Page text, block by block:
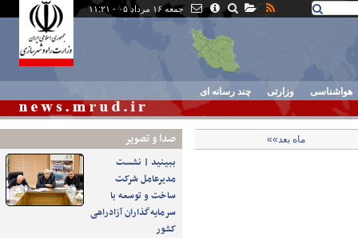
جمعه ۱۶ مرداد ۰۵ - ۱۱:۲۱
هواشناسی وزارتی چند رسانه ای
صدا و تصوير
ببینید | نشست
مدیرعامل شرکت
ساخت و توسعه با
سرمایه‌گذاران آزادراهی
کشور
ماه بعد»»